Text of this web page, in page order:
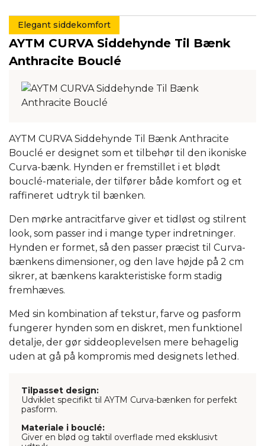
Elegant siddekomfort
AYTM CURVA Siddehynde Til Bænk
Anthracite Bouclé
AYTM CURVA Siddehynde Til Bænk Anthracite
Bouclé er designet som et tilbehør til den ikoniske
Curva-bænk. Hynden er fremstillet i et blødt
bouclé-materiale, der tilfører både komfort og et
raffineret udtryk til bænken.
Den mørke antracitfarve giver et tidløst og stilrent
look, som passer ind i mange typer indretninger.
Hynden er formet, så den passer præcist til Curva-
bænkens dimensioner, og den lave højde på 2 cm
sikrer, at bænkens karakteristiske form stadig
fremhæves.
Med sin kombination af tekstur, farve og pasform
fungerer hynden som en diskret, men funktionel
detalje, der gør siddeoplevelsen mere behagelig
uden at gå på kompromis med designets lethed.
Tilpasset design:
Udviklet specifikt til AYTM Curva-bænken for perfekt
pasform.
Materiale i bouclé:
Giver en blød og taktil overflade med eksklusivt